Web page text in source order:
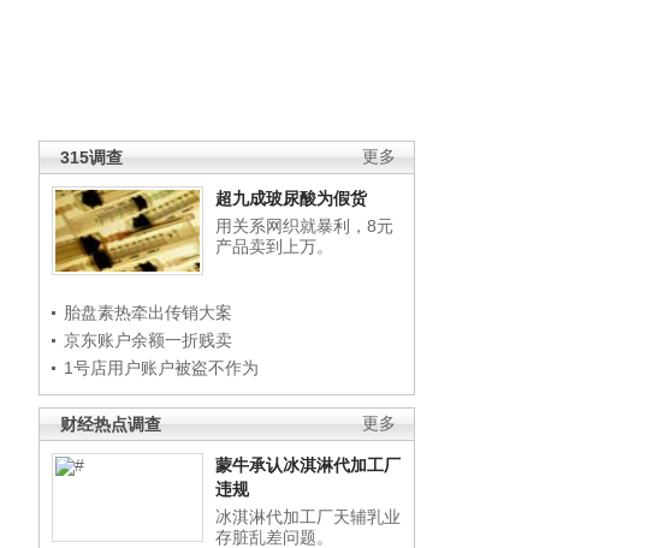
更多
315调查
超九成玻尿酸为假货
用关系网织就暴利，8元
产品卖到上万。
胎盘素热牵出传销大案
京东账户余额一折贱卖
1号店用户账户被盗不作为
更多
财经热点调查
蒙牛承认冰淇淋代加工厂
违规
冰淇淋代加工厂天辅乳业
存脏乱差问题。